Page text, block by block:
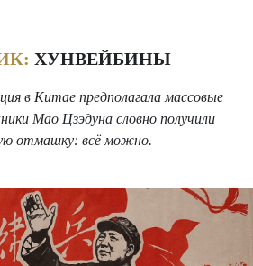
ХУНВЕЙБИНЫ
в Китае предполагала массовые
Мао Цзэдуна словно получили
отмашку: всё можно.